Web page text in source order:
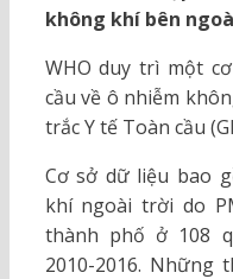
không khí bên
WHO duy trì một
cầu về ô nhiễm
trắc Y tế Toàn cầu
Cơ sở dữ liệu bao
khí ngoài trời do
thành phố ở 108
2010-2016. Những